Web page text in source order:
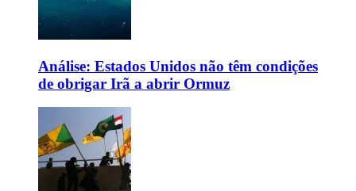
Análise: Estados Unidos não têm condições
de obrigar Irã a abrir Ormuz